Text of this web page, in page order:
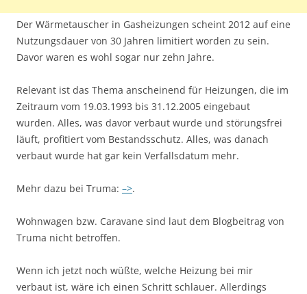
Der Wärmetauscher in Gasheizungen scheint 2012 auf eine
Nutzungsdauer von 30 Jahren limitiert worden zu sein.
Davor waren es wohl sogar nur zehn Jahre.
Relevant ist das Thema anscheinend für Heizungen, die im
Zeitraum vom 19.03.1993 bis 31.12.2005 eingebaut
wurden. Alles, was davor verbaut wurde und störungsfrei
läuft, profitiert vom Bestandsschutz. Alles, was danach
verbaut wurde hat gar kein Verfallsdatum mehr.
Mehr dazu bei Truma: –>.
Wohnwagen bzw. Caravane sind laut dem Blogbeitrag von
Truma nicht betroffen.
Wenn ich jetzt noch wüßte, welche Heizung bei mir
verbaut ist, wäre ich einen Schritt schlauer. Allerdings